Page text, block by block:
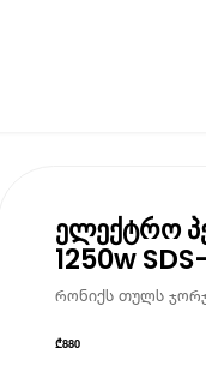
ელექტრო
1250w
რონიქს თულს
₾880